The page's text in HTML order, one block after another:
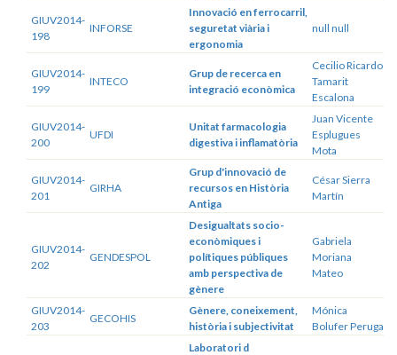
GIUV2014-
198
INFORSE
Innovació en ferrocarril,
seguretat viària i
ergonomia
null null
GIUV2014-
199
INTECO
Grup de recerca en
integració econòmica
Cecilio Ricardo
Tamarit
Escalona
GIUV2014-
200
UFDI
Unitat farmacologia
digestiva i inflamatòria
Juan Vicente
Esplugues
Mota
GIUV2014-
201
GIRHA
Grup d'innovació de
recursos en Història
Antiga
César Sierra
Martín
GIUV2014-
202
GENDESPOL
Desigualtats socio-
econòmiques i
polítiques públiques
amb perspectiva de
gènere
Gabriela
Moriana
Mateo
GIUV2014-
203
GECOHIS
Gènere, coneixement,
història i subjectivitat
Mónica
Bolufer Peruga
Laboratori d